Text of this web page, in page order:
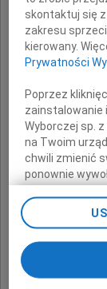
skontaktuj się
zakresu
kierowany.
Prywatności
Poprzez
zainstalowanie
Wyborczej sp. z
na Twoim
chwili zmienić
ponownie
preferencjami
odnośnik
przechodząc
pomocą